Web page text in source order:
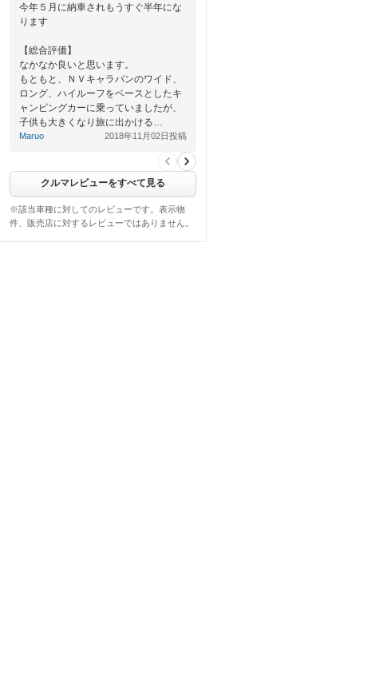
今年５月に納車されもうすぐ半年にな
ります
【総合評価】
なかなか良いと思います。
もともと、ＮＶキャラバンのワイド、
ロング、ハイルーフをベースとしたキ
ャンピングカーに乗っていましたが、
子供も大きくなり旅に出かける…
Maruo 2018年11月02日投稿
クルマレビューをすべて見る
※該当車種に対してのレビューです。表示物
件、販売店に対するレビューではありません。